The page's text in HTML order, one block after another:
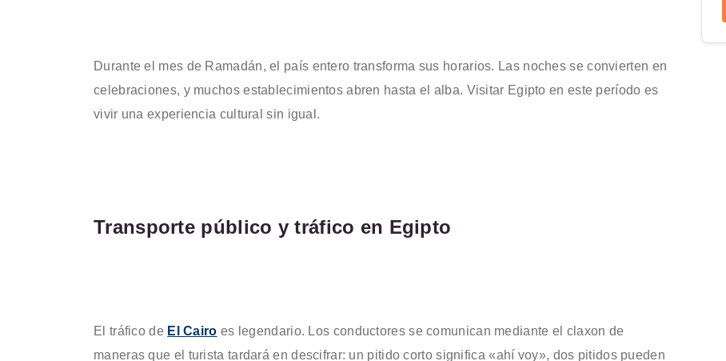
Durante el mes de Ramadán, el país entero transforma sus horarios. Las noches se convierten en
celebraciones, y muchos establecimientos abren hasta el alba. Visitar Egipto en este período es
vivir una experiencia cultural sin igual.
Transporte público y tráfico en Egipto
El tráfico de El Cairo es legendario. Los conductores se comunican mediante el claxon de
maneras que el turista tardará en descifrar: un pitido corto significa «ahí voy», dos pitidos pueden